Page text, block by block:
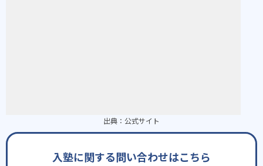
出典： 公式サイト
入塾に関する問い合わせはこちら